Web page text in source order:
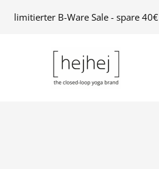
limitierter B-Ware Sale - spare 40€
hejhej
GmbH